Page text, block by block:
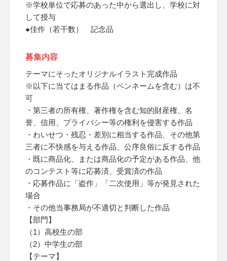
※学校単位で応募のあった中から選出し、学校に対
して授与
●佳作（若干数） 記念品
募集内容
テーマにそったオリジナルイラスト完成作品
※以下に当てはまる作品（ペンネームを含む）は不
可
・第三者の所有権、著作権を含む知的財産権、名
誉、信用、プライバシー等の権利を侵害する作品
・わいせつ・残忍・差別に相当する作品、その他第
三者に不快感を与える作品、公序良俗に反する作品
・既に商品化、または商品化の予定がある作品、他
のコンテスト等に応募済、受賞済の作品
・応募作品に「盗作」「二次使用」等が発見された
場合
・その他当事務局が不適切と判断した作品
【部門】
（1）高校生の部
（2）中学生の部
【テーマ】